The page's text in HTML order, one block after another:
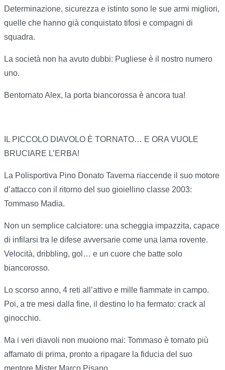
Determinazione, sicurezza e istinto sono le sue armi migliori,
quelle che hanno già conquistato tifosi e compagni di
squadra.
La società non ha avuto dubbi: Pugliese è il nostro numero
uno.
Bentornato Alex, la porta biancorossa è ancora tua!
IL PICCOLO DIAVOLO È TORNATO… E ORA VUOLE
BRUCIARE L’ERBA!
La Polisportiva Pino Donato Taverna riaccende il suo motore
d’attacco con il ritorno del suo gioiellino classe 2003:
Tommaso Madia.
Non un semplice calciatore: una scheggia impazzita, capace
di infilarsi tra le difese avversarie come una lama rovente.
Velocità, dribbling, gol… e un cuore che batte solo
biancorosso.
Lo scorso anno, 4 reti all’attivo e mille fiammate in campo.
Poi, a tre mesi dalla fine, il destino lo ha fermato: crack al
ginocchio.
Ma i veri diavoli non muoiono mai: Tommaso è tornato più
affamato di prima, pronto a ripagare la fiducia del suo